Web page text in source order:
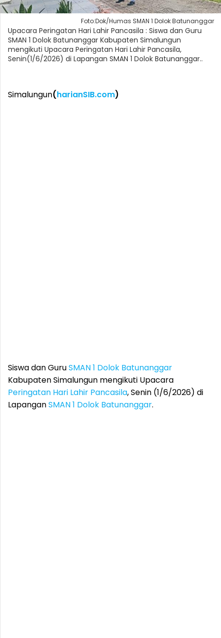
Foto:Dok/Humas SMAN 1 Dolok Batunanggar
Upacara Peringatan Hari Lahir Pancasila : Siswa dan Guru
SMAN 1 Dolok Batunanggar Kabupaten Simalungun
mengikuti Upacara Peringatan Hari Lahir Pancasila,
Senin(1/6/2026) di Lapangan SMAN 1 Dolok Batunanggar..
Simalungun(harianSIB.com)
Siswa dan GuruSMAN 1 Dolok Batunanggar
Kabupaten Simalungun mengikuti Upacara
Peringatan Hari Lahir Pancasila, Senin (1/6/2026) di
LapanganSMAN 1 Dolok Batunanggar.